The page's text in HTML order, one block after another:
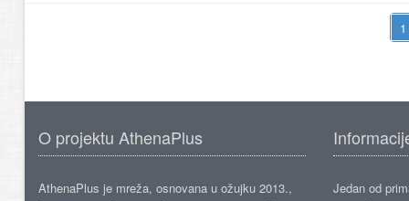
O projektu AthenaPlus
AthenaPlus je mreža, osnovana u ožujku 2013.,
Jedan od